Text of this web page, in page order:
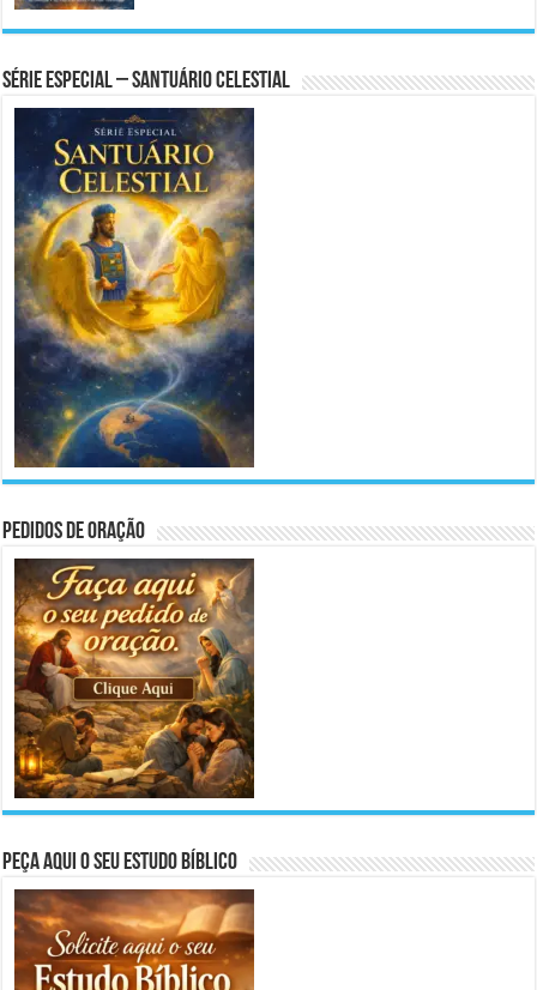
Série Especial – Santuário Celestial
Pedidos de Oração
Peça aqui o seu Estudo Bíblico